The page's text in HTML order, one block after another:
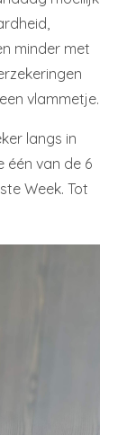
minder met
vlammetje.
langs in
één van de 6
Week. Tot